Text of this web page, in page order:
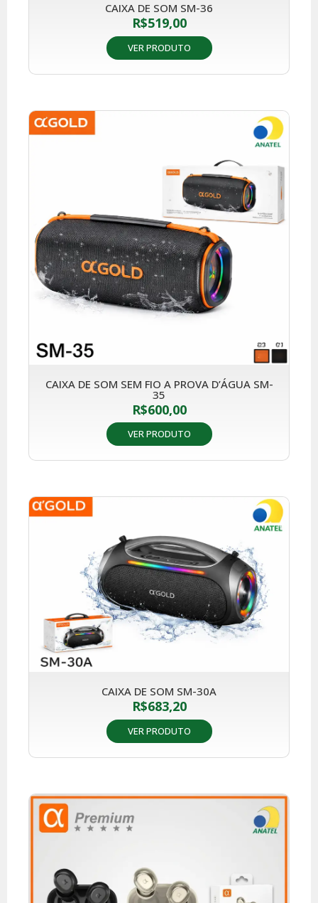
CAIXA DE SOM SM-36
R$519,00
VER PRODUTO
CAIXA DE SOM SEM FIO A PROVA D’ÁGUA SM-
35
R$600,00
VER PRODUTO
CAIXA DE SOM SM-30A
R$683,20
VER PRODUTO